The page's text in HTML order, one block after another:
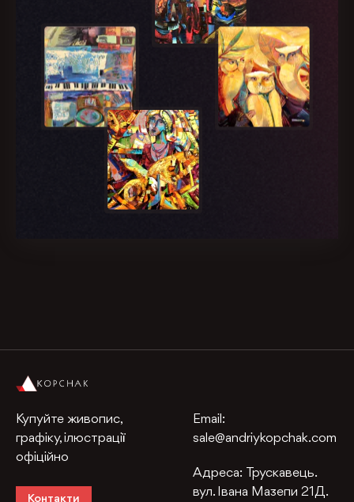
Купуйте живопис,
графіку, ілюстрації
офіційно
Контакти
Email:
sale@andriykopchak.com
Адреса:
Трускавець.
вул. Івана Мазепи 21Д.